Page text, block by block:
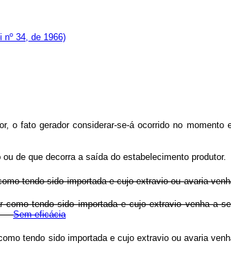
nº 34, de 1966)
o fato gerador considerar-se-á ocorrido no momento
de que decorra a saída do estabelecimento produtor.
tendo sido importada e cujo extravio ou avaria
tendo sido importada e cujo extravio venha a
Sem eficácia
tendo sido importada e cujo extravio ou avaria